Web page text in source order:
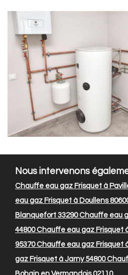
Nous intervenons
Chauffe eau gaz Frisquet à
eau gaz Frisquet à Doullens
Blanquefort 33290Chauffe eau
44800Chauffe eau gaz Frisquet
95370Chauffe eau gaz Frisquet
gaz Frisquet à Jarny 54800